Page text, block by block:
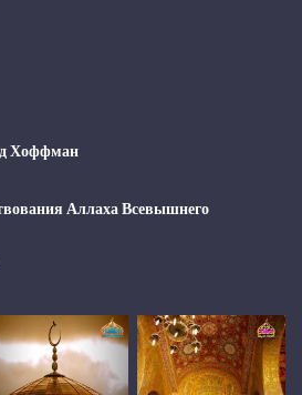
Хоффман
Аллаха Всевышнего